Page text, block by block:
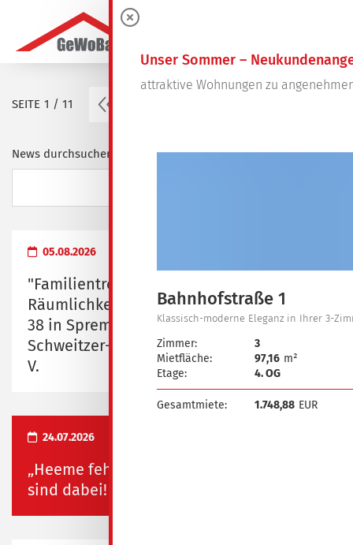
SEITE 1 / 11
News durchsuchen ...
05.08.2026
"Familientreff" - Übergabe der
Räumlichkeiten in der Dresdener Straße
38 in Spremberg an das Albert-
Schweitzer-Familienwerk Brandenburg e.
V.
24.07.2026
„Heeme fehlste“ und „Heimatfest“ – wir
sind dabei!
Unser Sommer –
attraktive Wohnungen zu
Bahnhofstraße 1
Klassisch-moderne Eleganz in Ihrer 3-
Zimmer:
3
Mietfläche:
97,16 m²
Etage:
4. OG
Gesamtmiete: 1.748,88 EUR